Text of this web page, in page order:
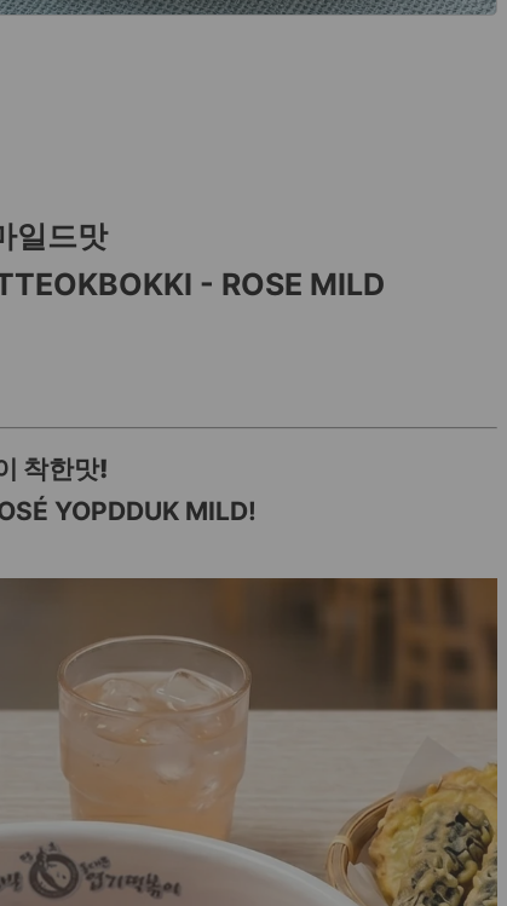
일드맛
- ROSE MILD
착한맛!
YOPDDUK MILD!